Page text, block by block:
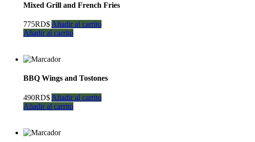
Mixed Grill and French Fries
775RD$ Añadir al carrito
Añadir al carrito
BBQ Wings and Tostones
490RD$ Añadir al carrito
Añadir al carrito